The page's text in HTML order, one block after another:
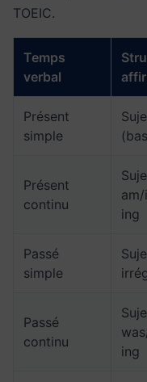
TOEIC.
Temps
verbal
Présent
simple
Présent
continu
ing
Passé
simple
Passé
continu
ing